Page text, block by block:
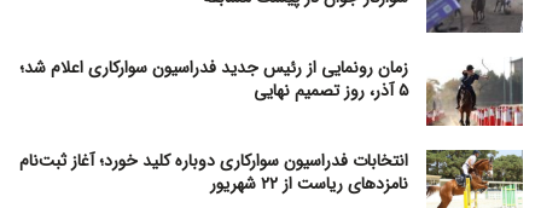
زمان رونمایی از رئیس جدید فدراسیون سوارکاری اعلام شد؛
۵ آذر، روز تصمیم نهایی
انتخابات فدراسیون سوارکاری دوباره کلید خورد؛ آغاز ثبت‌نام
نامزدهای ریاست از ۲۲ شهریور